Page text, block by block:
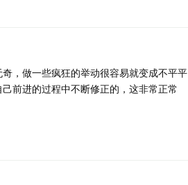
，做一些疯狂的举动很容易就变成不平平
前进的过程中不断修正的，这非常正常